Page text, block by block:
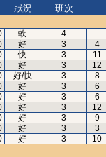
狀況
班次
軟 4
--
好 3
4
快 3
11
好 3
12
好/快 3
8
好 3
6
好 3
6
好 3
12
好 3
9
好 3
3
好 3
10